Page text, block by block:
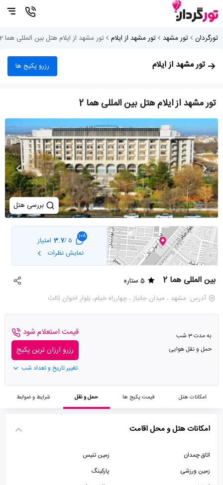
تورگردان تور مشهد تور مشهد از ایلام تور مشهد از ایلام هتل بین المللی هما 2
تور مشهد از ایلام رزرو پکیج ها
تور مشهد از ایلام هتل بین المللی هما 2
بررسی هتل
108
5 /
3.7 امتیاز
نمایش نظرات
بین المللی هما 2
5 ستاره
آدرس: مشهد ، میدان جانباز ، چهارراه خیام، بلوار اخوان ثالث
به مدت 3 شب
حمل و نقل هوایی
قیمت استعلام شود
رزرو ارزان ترین پکیج
تغییر تاریخ و تعداد شب
امکانات هتل قیمت پکیج ها حمل و نقل شرایط و ضوابط
امکانات هتل و محل اقامت
اتاق چمدان
زمین تنیس
زمین ورزشی
پارکینگ